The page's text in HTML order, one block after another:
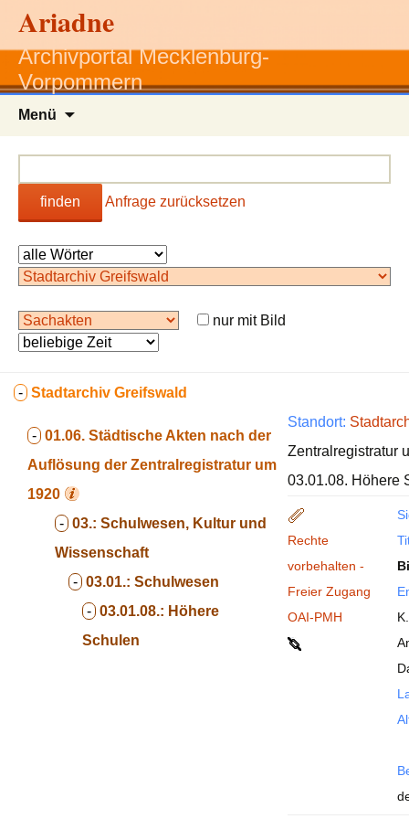
Ariadne
Archivportal Mecklenburg-
Vorpommern
Menü
finden Anfrage zurücksetzen
nur mit Bild
- Stadtarchiv Greifswald
- 01.06. Städtische Akten nach der
Auflösung der Zentralregistratur um
1920
- 03.: Schulwesen, Kultur und
Wissenschaft
- 03.01.: Schulwesen
- 03.01.08.: Höhere
Schulen
Standort:
Zentralregistratur
03.01.08. Höhere
Rechte
vorbehalten -
Freier Zugang
OAI-PMH